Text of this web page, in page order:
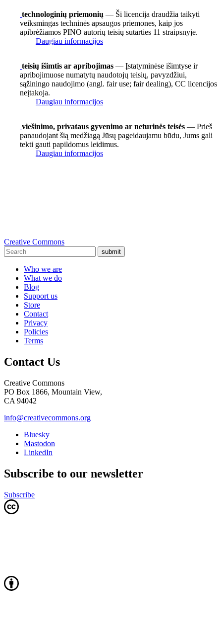
technologinių priemonių — Ši licencija draudžia taikyti
veiksmingas techninės apsaugos priemones, kaip jos
apibrėžiamos PINO autorių teisių sutarties 11 straipsnyje.
Daugiau informacijos
teisių išimtis ar apribojimas — Įstatyminėse išimtyse ir
apribojimuose numatytų naudotojų teisių, pavyzdžiui,
sąžiningo naudojimo (angl. fair use; fair dealing), CC licencijos
neįtakoja.
Daugiau informacijos
viešinimo, privataus gyvenimo ar neturinės teisės — Prieš
panaudojant šią medžiagą Jūsų pageidaujamu būdu, Jums gali
tekti gauti papildomus leidimus.
Daugiau informacijos
Creative Commons
submit
Who we are
What we do
Blog
Support us
Store
Contact
Privacy
Policies
Terms
Contact Us
Creative Commons
PO Box 1866, Mountain View,
CA 94042
info@creativecommons.org
Bluesky
Mastodon
LinkedIn
Subscribe to our newsletter
Subscribe